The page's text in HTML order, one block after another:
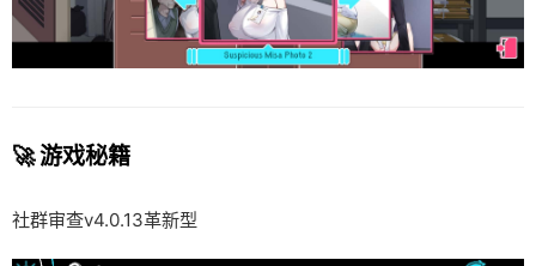
🚀 游戏秘籍
社群审查v4.0.13革新型